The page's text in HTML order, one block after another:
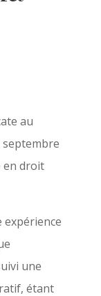
au
en droit
expérience
une
étant